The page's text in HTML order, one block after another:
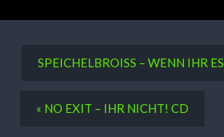
SPEICHELBROISS – WENN IHR
« NO EXIT – IHR NICHT! CD